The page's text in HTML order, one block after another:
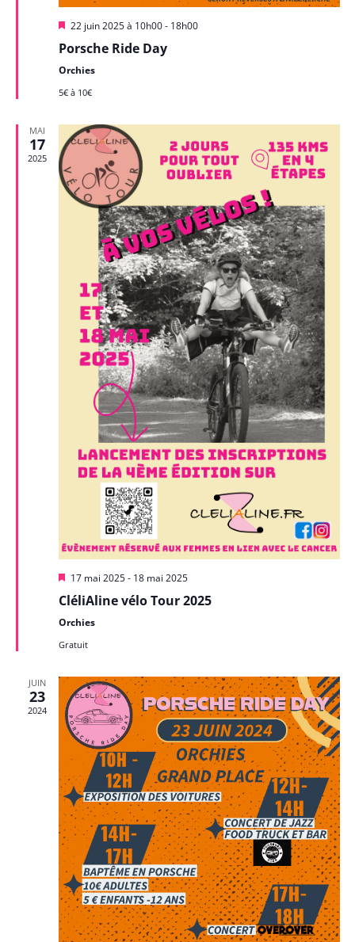
Mis
avant
22 juin 2025 à 10h00- 18h00
Porsche Ride Day
Orchies
5€ à 10€
MAI
17
2025
Mis
avant
17 mai 2025- 18 mai 2025
CléliAline vélo Tour 2025
Orchies
Gratuit
JUIN
23
2024